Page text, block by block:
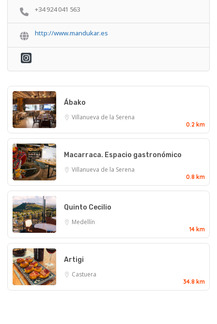
+34 924 041 563
http://www.mandukar.es
Ábako
Villanueva de la Serena
0.2 km
Macarraca. Espacio gastronómico
Villanueva de la Serena
0.8 km
Quinto Cecilio
Medellín
14 km
Artigi
Castuera
34.8 km